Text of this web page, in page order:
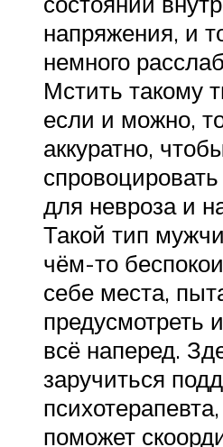
напряжения, и
немного
Мстить такому
если и можно,
аккуратно,
для невроза и
Такой тип
чём-то
себе места,
предусмотреть
всё наперед.
заручиться
поможет